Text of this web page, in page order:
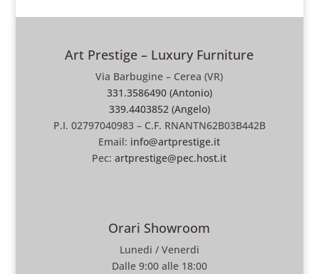
Art Prestige – Luxury Furniture
Via Barbugine – Cerea (VR)
331.3586490 (Antonio)
339.4403852 (Angelo)
P.I. 02797040983 – C.F. RNANTN62B03B442B
Email: info@artprestige.it
Pec:artprestige@pec.host.it
Orari Showroom
Lunedi / Venerdi
Dalle 9:00 alle 18:00